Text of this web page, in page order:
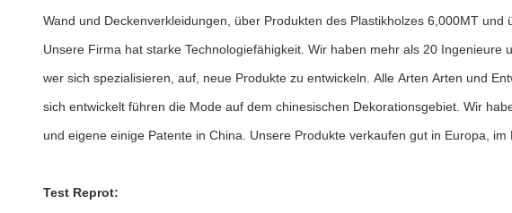
Wand und Deckenverkleidungen, über Produkten des Plastikholzes 6,000MT und
Unsere Firma hat starke Technologiefähigkeit. Wir haben mehr als 20 Ingenieure
wer sich spezialisieren, auf, neue Produkte zu entwickeln. Alle Arten Arten und
sich entwickelt führen die Mode auf dem chinesischen Dekorationsgebiet. Wir
und eigene einige Patente in China. Unsere Produkte verkaufen gut in Europa, im
Test Reprot: